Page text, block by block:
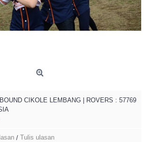
: 57769
CIKOLE LEMBANG | ROVERS
/ Tulis ulasan